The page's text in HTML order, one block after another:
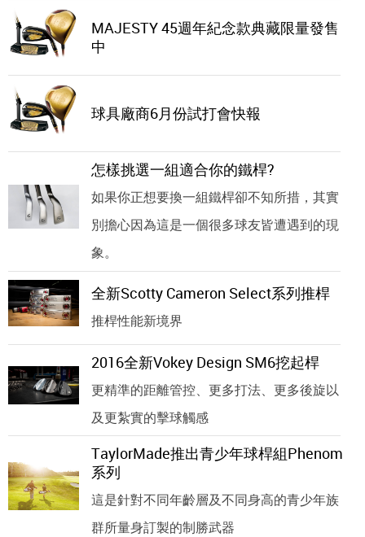
MAJESTY 45週年紀念款典藏限量發售
中
球具廠商6月份試打會快報
怎樣挑選一組適合你的鐵桿?
如果你正想要換一組鐵桿卻不知所措，其實
別擔心因為這是一個很多球友皆遭遇到的現
象。
全新Scotty Cameron Select系列推桿
推桿性能新境界
2016全新Vokey Design SM6挖起桿
更精準的距離管控、更多打法、更多後旋以
及更紮實的擊球觸感
TaylorMade推出青少年球桿組Phenom
系列
這是針對不同年齡層及不同身高的青少年族
群所量身訂製的制勝武器